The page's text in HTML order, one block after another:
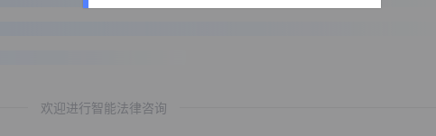
欢迎进行智能法律咨询